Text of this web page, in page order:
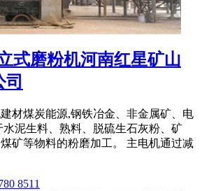
式磨粉机河南红星矿山
司
材煤炭能源,钢铁冶金、非金属矿、电
水泥生料、熟料、脱硫生石灰粉、矿
矿等物料的粉磨加工。 主电机通过减
8511